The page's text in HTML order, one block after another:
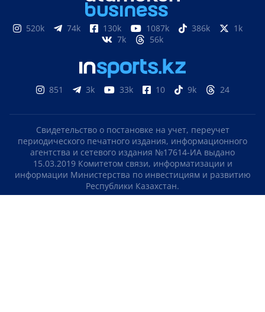
520k 74k 130k 1087k 386k
1k
7k
56k
851 3k 33k 10 9k 24
Свидетельство о постановке на учет, переучет
периодического печатного издания, информационного
агентства и сетевого издания №17614-ИА выдано
15.03.2019 Комитетом связи, информатизации и
информации Министерства по инвестициям и развитию
Республики Казахстан.